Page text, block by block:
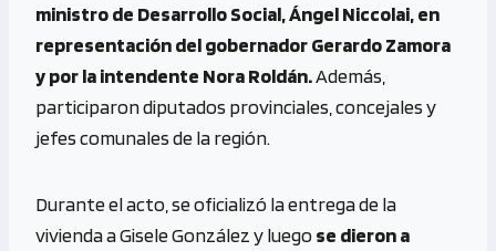
ministro de Desarrollo Social, Ángel Niccolai, en
representación del gobernador Gerardo Zamora
y por la intendente Nora Roldán.Además,
participaron diputados provinciales, concejales y
jefes comunales de la región.
Durante el acto, se oficializó la entrega de la
vivienda a Gisele González y luegose dieron a